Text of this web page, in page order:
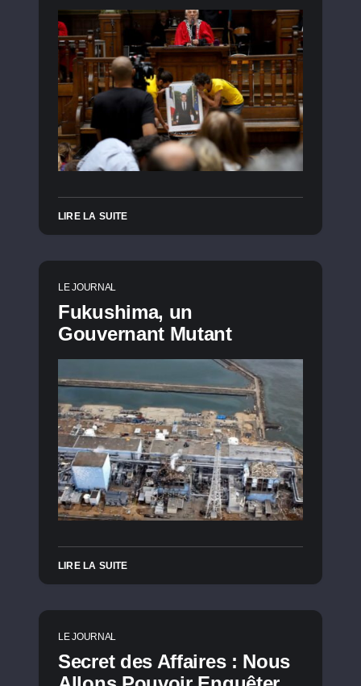
LIRE LA SUITE
LE JOURNAL
Fukushima, un
Gouvernant Mutant
LIRE LA SUITE
LE JOURNAL
Secret des Affaires : Nous